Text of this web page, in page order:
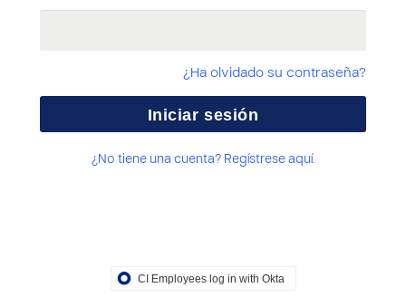
¿Ha olvidado su contraseña?
¿No tiene una cuenta? Regístrese aquí.
CI Employees log in with Okta